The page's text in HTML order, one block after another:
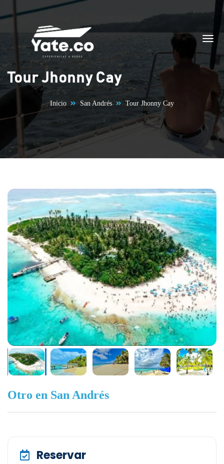
Saltar al contenido
Tour Jhonny Cay
Inicio San Andrés Tour Jhonny Cay
Otro en San Andrés
Reservar